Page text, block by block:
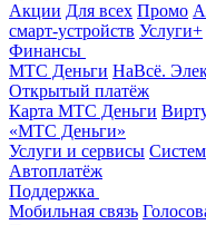
Акции Для всех Промо
смарт-устройств Услуги+
Финансы
МТС Деньги НаВсё.
Открытый платёж
Карта МТС Деньги
«МТС Деньги»
Услуги и сервисы
Автоплатёж
Поддержка
Мобильная связь